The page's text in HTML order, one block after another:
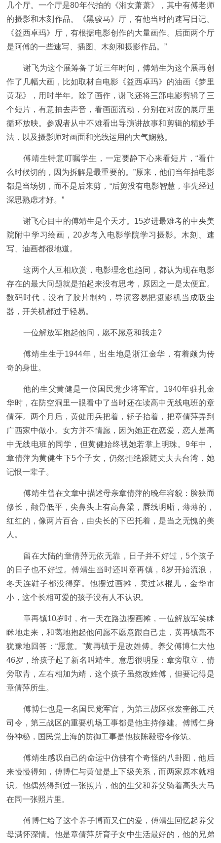
几个厅。一个厅是80年代拍的《湘女萧萧》，其中有傅老师
的摄影和木刻作品。《黑骏马》厅，有他当时的速写日记。
《益西卓玛》厅，有根据电影创作的大量画作。后面两个厅
是阿傅的一些速写、插图、木刻和摄影作品。”
谢飞为这个展筹备了近三年时间，傅靖生为这个展再创
作了几幅大画，比如取材自电影《益西卓玛》的油画《梦里
黄花》，用时半年。除了画作，谢飞还将三部电影剪辑了三
个短片，有意抽去声音，看画面流动，分别在对应的展厅里
循环放映。参观者从中不难看出导演讲故事和剪辑的精妙手
法，以及摄影师对画面和光线运用的大气娴熟。
傅靖生特意叮嘱学生，一定要静下心来看短片，“看什
么时候切的，因为拆解是最重要的。”原来，他们当年拍电影
都是当场切，而不是后来剪，“后剪没有电影智慧，事先经过
深思熟虑才好。”
谢飞心目中的傅靖生是个天才。15岁进最难考的中央美
院附中学习绘画，20岁考入电影学院学习摄影。木刻、速
写、油画都很地道。
这两个人互相欣赏，电影理念也趋同，都认为现在电影
存在的最大问题就是拍起来没有思考，原因之一是太便宜。
数码时代，没有了胶片制约，导演容易把摄影机当成吸尘
器，开关机都过于轻易。
一位解放军抱起他问，愿不愿意和我走?
傅靖生生于1944年，出生地是浙江金华，有着颇为传
奇的身世。
他的生父黄健是一位国民党少将军官。1940年驻扎金
华时，在防空洞里一眼看中了当时还在读高中无线电班的章
倩萍。两个月后，黄健用兵把着，轿子抬着，把章倩萍弄到
广西家中做小。女方并不情愿，因为她正在恋爱，恋人是高
中无线电班的同学，但黄健始终视她若掌上明珠。9年中，
章倩萍为黄健生下5个子女，仍然拒绝跟随丈夫去台湾，她
记恨一辈子。
傅靖生曾在文章中描述母亲章倩萍的晚年容貌：脸狭而
修长，颧骨低平，尖鼻头上有高鼻梁，唇线明晰，薄薄的，
红红的，像两片百合，由尖长的下巴托着，是当之无愧的美
人。
留在大陆的章倩萍无依无靠，日子并不好过，5个孩子
的日子也不好过。傅靖生当时还叫章再镇，6岁开始流浪，
冬天连鞋子都没得穿。他摆过画摊，卖过冰棍儿，金华市
小，这个长相可爱的孩子没有人不认识。
章再镇10岁时，有一天在路边摆画摊，一位解放军笑眯
眯地走来，和蔼地抱起他问愿不愿意跟自己走，黄再镇毫不
犹豫地回答：“愿意。”黄再镇于是改姓傅。养父傅博仁大他
46岁，给孩子起了新名叫靖生。意思很明显：章旁取立，倩
旁取青，左右相加为靖，这个孩子虽然改姓傅，但要记得是
章倩萍所生。
傅博仁也是一名国民党军官，为第三战区张发奎部工兵
司令，第三战区的重要机场工事都是他主持修建。傅博仁身
份神秘，国民党上海的防御工事是他按陈毅密令修筑。
傅靖生感叹自己的命运中仿佛有个奇怪的八卦图，他后
来慢慢得知，傅博仁与黄健是上下级关系，而两家原本就相
识。他偶然得到过一张照片，他的生父和养父骑着高头大马
在同一张照片里。
傅博仁给了这个养子博而又仁的爱，傅靖生回忆起养父
母满怀深情。他是章倩萍所育子女中生活最好的，他的兄弟